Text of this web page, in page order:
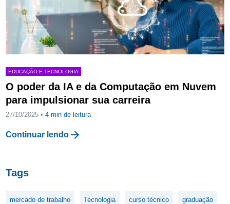
EDUCAÇÃO E TECNOLOGIA
O poder da IA e da Computação em Nuvem
para impulsionar sua carreira
27/10/2025 •4 min de leitura
Continuar lendo arrow_forward
Tags
mercado de trabalho Tecnologia curso técnico graduação